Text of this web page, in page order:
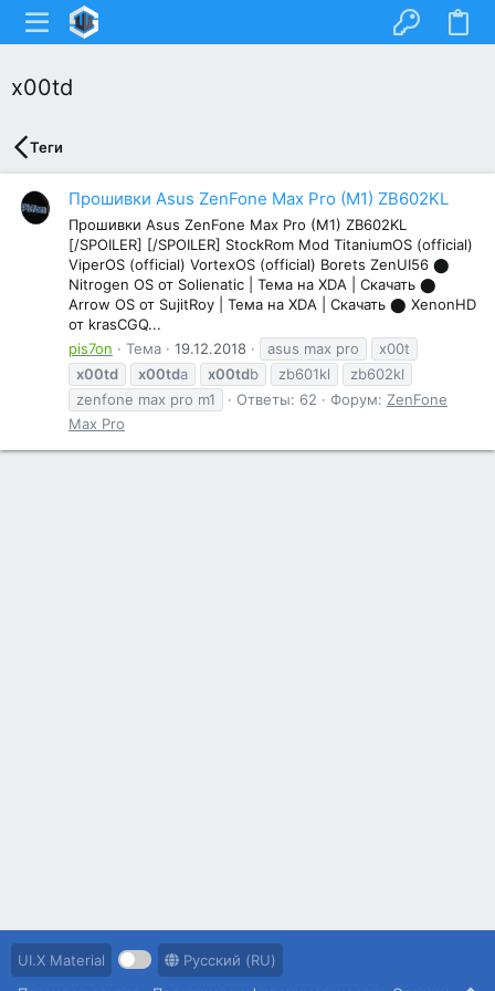
x00td
Теги
Прошивки Asus ZenFone Max Pro (M1) ZB602KL
Прошивки Asus ZenFone Max Pro (M1) ZB602KL
[/SPOILER] [/SPOILER] StockRom Mod TitaniumOS (official)
ViperOS (official) VortexOS (official) Borets ZenUI56 ⬤
Nitrogen OS от Solienatic | Тема на XDA | Скачать ⬤
Arrow OS от SujitRoy | Тема на XDA | Скачать ⬤ XenonHD
от krasCGQ...
pis7on
Тема 19.12.2018 asus max pro
x00t
x00td
x00tda x00tdb zb601kl
zb602kl
zenfone max pro m1
Ответы: 62 Форум: ZenFone
Max Pro
UI.X Material
Русский (RU)